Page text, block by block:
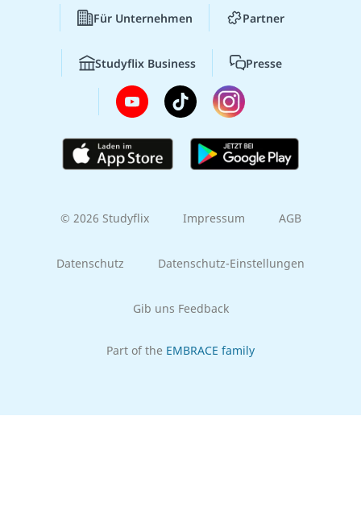
Für Unternehmen Partner
Studyflix Business Presse
© 2026 Studyflix Impressum AGB
Datenschutz Datenschutz-Einstellungen
Gib uns Feedback
Part of the EMBRACE family